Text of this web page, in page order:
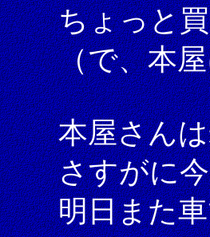
ちょっと
（で、本
本屋さん
さすがに
明日また